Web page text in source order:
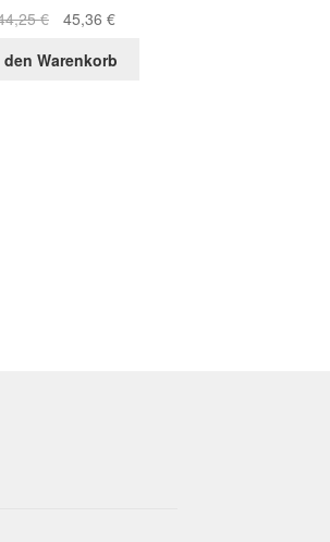
€
Ursprünglicher
war:
45,36 €Aktueller
ist:
den Warenkorb